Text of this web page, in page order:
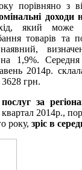
порівняно з
доходи
який може
товарів та
1,9%. Середня
2014р.
3628 грн.
за
2014р.,
року, зріс в